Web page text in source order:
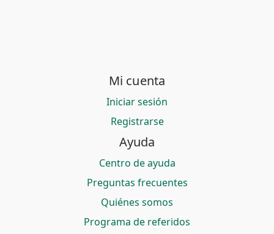
Mi cuenta
Iniciar sesión
Registrarse
Ayuda
Centro de ayuda
Preguntas frecuentes
Quiénes somos
Programa de referidos